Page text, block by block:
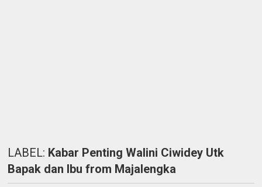
LABEL: Kabar Penting Walini Ciwidey Utk
Bapak dan Ibu from Majalengka